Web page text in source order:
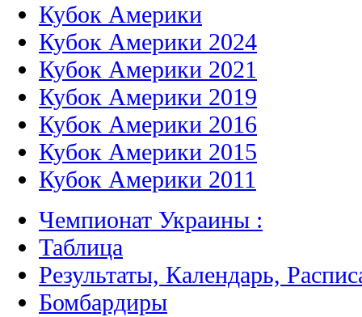
Кубок Америки
Кубок Америки 2024
Кубок Америки 2021
Кубок Америки 2019
Кубок Америки 2016
Кубок Америки 2015
Кубок Америки 2011
Чемпионат Украины :
Таблица
Результаты, Календарь,
Бомбардиры